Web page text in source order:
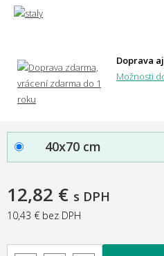
Doprava
Možnosti
40x70 cm
12,82 € s DPH
10,43 € bez DPH